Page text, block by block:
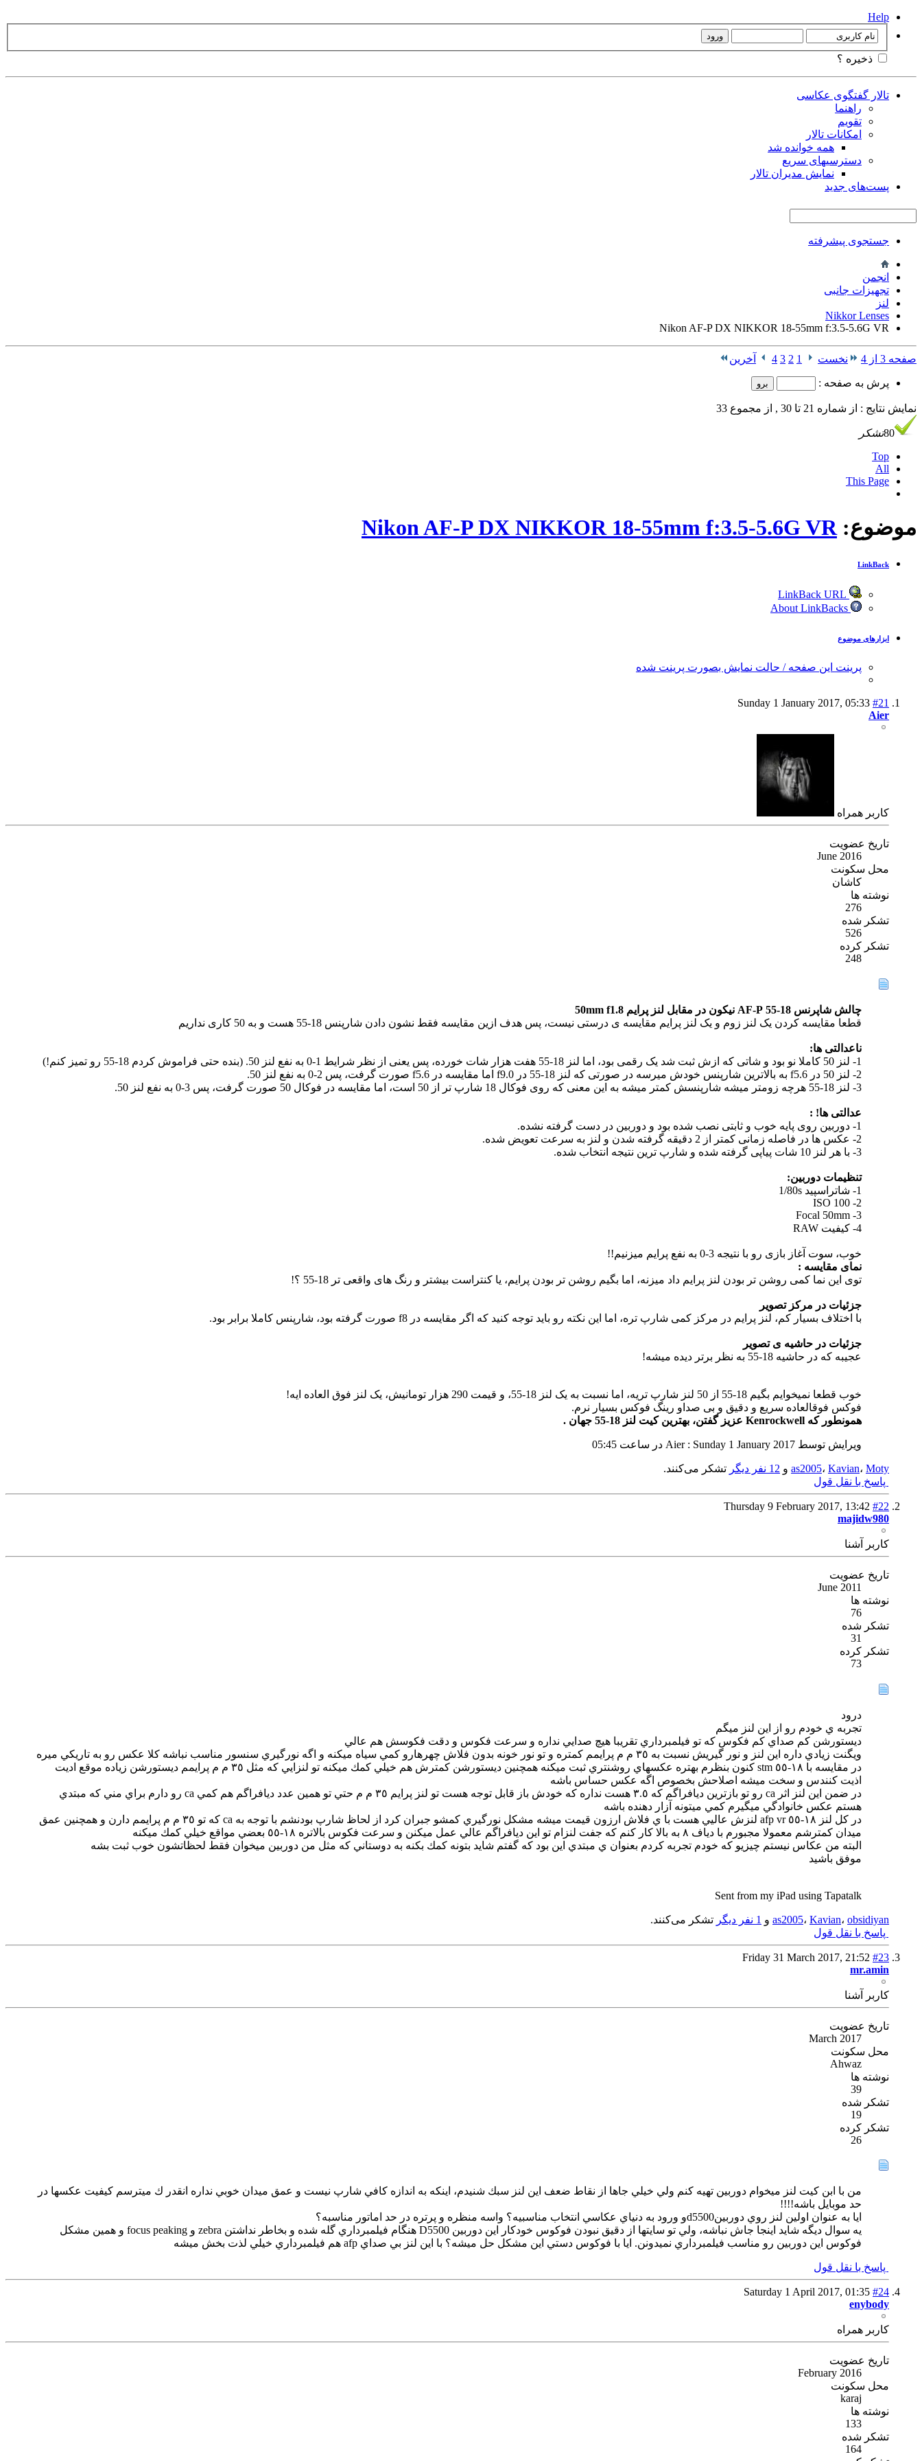
Help
ذخیره ؟
تالار گفتگوی عکاسی
راهنما
تقویم
امکانات تالار
همه خوانده شد
دسترسیهای سریع
نمایش مدیران تالار
پست‌های جدید
جستجوی پیشرفته
انجمن
تجهيزات جانبی
لنز
Nikkor Lenses
Nikon AF-P DX NIKKOR 18-55mm f:3.5-5.6G VR
صفحه 3 از 4 نخست 1
2
3
4 آخرین
پرش به صفحه :
نمایش نتایج : از شماره 21 تا 30 , از مجموع 33
80تشکر
Top
All
This Page
موضوع: Nikon AF-P DX NIKKOR 18-55mm f:3.5-5.6G VR
LinkBack
ابزارهای موضوع
پرینت این صفحه / حالت نمایش بصورت پرینت شده
Sunday 1 January 2017, 05:33 #21
Aier
كاربر همراه
تاریخ عضویت
June 2016
محل سکونت
کاشان
نوشته ها
276
تشکر شده
526
تشکر کرده
248
چالش شاپرنس 18-55 AF-P نیکون در مقابل لنز پرایم 50mm f1.8
قطعا مقایسه کردن یک لنز زوم و یک لنز پرایم مقایسه ی درستی نیست، پس هدف ازین مقایسه فقط نشون دادن شارپنس 18-55 هست و به 50 کاری نداریم
ناعدالتی ها:
1- لنز 50 کاملا نو بود و شاتی که ازش ثبت شد یک رقمی بود، اما لنز 18-55 هفت هزار شات خورده، پس یعنی از نظر شرایط 1-0 به نفع لنز 50. (بنده حتی فراموش کردم 18-55 رو تمیز کنم!)
2- لنز 50 در f5.6 به بالاترین شارپنس خودش میرسه در صورتی که لنز 18-55 در f9.0 اما مقایسه در f5.6 صورت گرفت، پس 2-0 به نفع لنز 50.
3- لنز 18-55 هرچه زومتر میشه شارپنسش کمتر میشه به این معنی که روی فوکال 18 شارپ تر از 50 است، اما مقایسه در فوکال 50 صورت گرفت، پس 3-0 به نفع لنز 50.
عدالتی ها! :
1- دوربین روی پایه خوب و ثابتی نصب شده بود و دوربین در دست گرفته نشده.
2- عکس ها در فاصله زمانی کمتر از 2 دقیقه گرفته شدن و لنز به سرعت تعویض شده.
3- با هر لنز 10 شات پیاپی گرفته شده و شارپ ترین نتیجه انتخاب شده.
تنظیمات دوربین:
1- شاتراسپید 1/80s
2- ISO 100
3- Focal 50mm
4- کیفیت RAW
خوب، سوت آغاز بازی رو با نتیجه 3-0 به نفع پرایم میزنیم!!
نمای مقایسه :
توی این نما کمی روشن تر بودن لنز پرایم داد میزنه، اما بگیم روشن تر بودن پرایم، یا کنتراست بیشتر و رنگ های واقعی تر 18-55 ؟!
جزئیات در مرکز تصویر
با اختلاف بسیار کم، لنز پرایم در مرکز کمی شارپ تره، اما این نکته رو باید توجه کنید که اگر مقایسه در f8 صورت گرفته بود، شارپنس کاملا برابر بود.
جزئیات در حاشیه ی تصویر
عجیبه که در حاشیه 18-55 به نظر برتر دیده میشه!
خوب قطعا نمیخوایم بگیم 18-55 از 50 لنز شارپ تریه، اما نسبت به یک لنز 18-55، و قیمت 290 هزار تومانیش، یک لنز فوق العاده ایه!
فوکس فوقالعاده سریع و دقیق و بی صداو رینگ فوکس بسیار نرم.
همونطور که Kenrockwell عزیز گفتن، بهترین کیت لنز 18-55 جهان .
ویرایش توسط Aier : Sunday 1 January 2017 در ساعت 05:45
as2005، Kavian، Moty و 12 نفر دیگر
تشکر می‌کنند.
پاسخ با نقل قول
Thursday 9 February 2017, 13:42 #22
majidw980
كاربر آشنا
تاریخ عضویت
June 2011
نوشته ها
76
تشکر شده
31
تشکر کرده
73
درود
تجربه ي خودم رو از اين لنز ميگم
ديستورشن كم صداي كم فكوس كه تو فيلمبرداري تقريبا هيچ صدايي نداره و سرعت فكوس و دقت فكوسش هم عالي
ويگنت زيادي داره اين لنز و نور گيريش نسبت به ٣٥ م م پرايمم كمتره و تو نور خونه بدون فلاش چهرهارو كمي سياه ميكنه و اگه نورگيري سنسور مناسب نباشه كلا عكس رو به تاريكي ميره
در مقايسه با ١٨-٥٥ stm كنون بنظرم بهتره عكسهاي روشنتري ثبت ميكنه همچنين ديستورشن كمترش هم خيلي كمك ميكنه تو لنزايي كه مثل ٣٥ م م پرايمم ديستورشن زياده موقع اديت
اذيت كنندس و سخت ميشه اصلاحش بخصوص اگه عكس حساس باشه
در ضمن اين لنز اثر ca رو تو بازترين ديافراگم كه ٣.٥ هست نداره كه خودش باز قابل توجه هست تو لنز پرايم ٣٥ م م حتي تو همين عدد ديافراگم هم كمي ca رو دارم براي مني كه مبتدي
هستم عكس خانوادگي ميگيرم كمي ميتونه آزار دهنده باشه
در كل لنز ١٨-٥٥ afp vr لنزش عاليي هست با ي فلاش ارزون قيمت ميشه مشكل نورگيري كمشو جبران كرد از لحاظ شارپ بودنشم با توجه به ca كه تو ٣٥ م م پرايمم دارن و همچنين عمق
ميدان كمترشم معمولا مجبورم با دياف ٨ به بالا كار كنم كه جفت لنزام تو اين ديافراگم عالي عمل ميكنن و سرعت فكوس بالاتره ١٨-٥٥ بعضي مواقع خيلي كمك ميكنه
البته من عكاس نيستم چيزيو كه خودم تجربه كردم بعنوان ي مبتدي اين بود كه گفتم شايد بتونه كمك بكنه به دوستاني كه مثل من دوربين ميخوان فقط لحظاتشون خوب ثبت بشه
موفق باشيد
Sent from my iPad using Tapatalk
as2005، Kavian، obsidiyan و 1 نفر دیگر
تشکر می‌کنند.
پاسخ با نقل قول
Friday 31 March 2017, 21:52 #23
mr.amin
كاربر آشنا
تاریخ عضویت
March 2017
محل سکونت
Ahwaz
نوشته ها
39
تشکر شده
19
تشکر کرده
26
من با ابن كيت لنز ميخوام دوربين تهيه كنم ولي خيلي جاها از نقاط ضعف اين لنز سبك شنيدم، اينكه به اندازه كافي شارپ نيست و عمق ميدان خوبي نداره انقدر ك ميترسم كيفيت عكسها در
حد موبايل باشه!!!!
ايا به عنوان اولين لنز روي دوربينd5500و ورود به دنياي عكاسي انتخاب مناسبيه؟ واسه منظره و پرتره در حد اماتور مناسبه؟
يه سوال ديگه شايد اينجا جاش نباشه، ولي تو سايتها از دقيق نبودن فوكوس خودكار اين دوربين D5500 هنگام فيلمبرداري گله شده و بخاطر نداشتن zebra و focus peaking و همين مشكل
فوكوس اين دوربين رو مناسب فيلمبرداري نميدونن. ايا با فوكوس دستي اين مشكل حل ميشه؟ با اين لنز بي صداي afp هم فيلمبرداري خيلي لذت بخش ميشه
پاسخ با نقل قول
Saturday 1 April 2017, 01:35 #24
enybody
كاربر همراه
تاریخ عضویت
February 2016
محل سکونت
karaj
نوشته ها
133
تشکر شده
164